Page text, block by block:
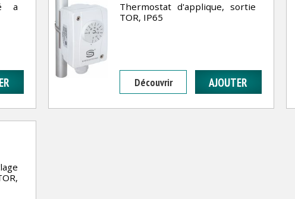
a
Thermostat d'applique, sortie
TOR, IP65
Découvrir